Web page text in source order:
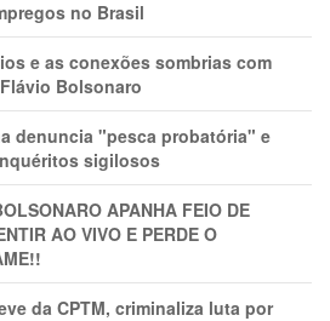
no Brasil
e as conexões sombrias com
Bolsonaro
denuncia "pesca probatória" e
sigilosos
APANHA FEIO DE
AO VIVO E PERDE O
da CPTM, criminaliza luta por